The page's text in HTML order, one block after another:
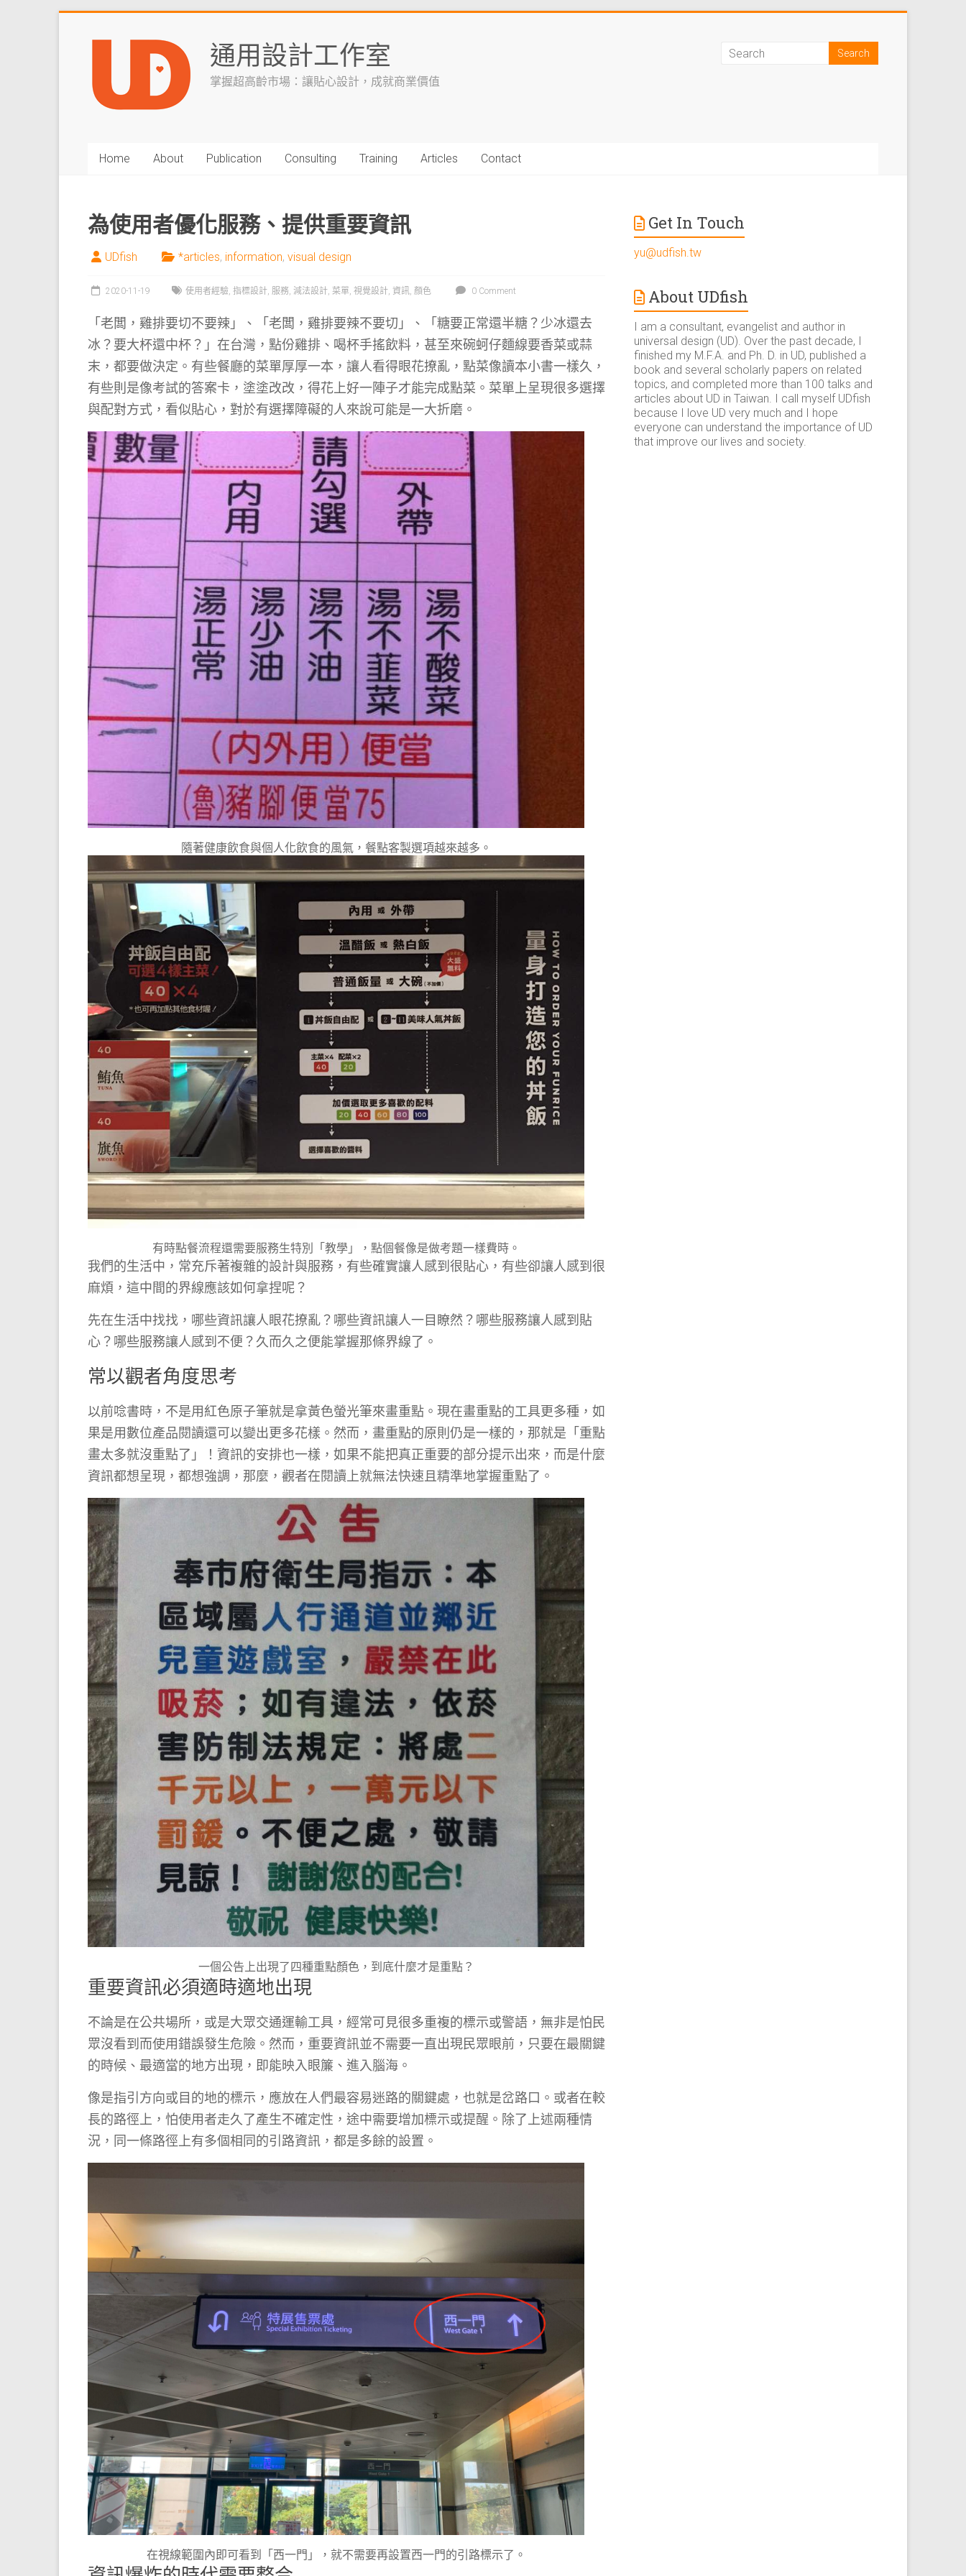
通用設計工作室
掌握超高齡市場：讓貼心設計，成就商業價值
Home About Publication Consulting Training Articles Contact
為使用者優化服務、提供重要資訊
UDfish *articles, information, visual design
2020-11-19 使用者經驗, 指標設計, 服務, 減法設計, 菜單, 視覺設計, 資訊, 顏色 0 Comment
「老闆，雞排要切不要辣」、「老闆，雞排要辣不要切」、「糖要正常還半糖？少冰還去
冰？要大杯還中杯？」在台灣，點份雞排、喝杯手搖飲料，甚至來碗蚵仔麵線要香菜或蒜
末，都要做決定。有些餐廳的菜單厚厚一本，讓人看得眼花撩亂，點菜像讀本小書一樣久，
有些則是像考試的答案卡，塗塗改改，得花上好一陣子才能完成點菜。菜單上呈現很多選擇
與配對方式，看似貼心，對於有選擇障礙的人來說可能是一大折磨。
隨著健康飲食與個人化飲食的風氣，餐點客製選項越來越多。
有時點餐流程還需要服務生特別「教學」，點個餐像是做考題一樣費時。
我們的生活中，常充斥著複雜的設計與服務，有些確實讓人感到很貼心，有些卻讓人感到很
麻煩，這中間的界線應該如何拿捏呢？
先在生活中找找，哪些資訊讓人眼花撩亂？哪些資訊讓人一目瞭然？哪些服務讓人感到貼
心？哪些服務讓人感到不便？久而久之便能掌握那條界線了。
常以觀者角度思考
以前唸書時，不是用紅色原子筆就是拿黃色螢光筆來畫重點。現在畫重點的工具更多種，如
果是用數位產品閱讀還可以變出更多花樣。然而，畫重點的原則仍是一樣的，那就是「重點
畫太多就沒重點了」！資訊的安排也一樣，如果不能把真正重要的部分提示出來，而是什麼
資訊都想呈現，都想強調，那麼，觀者在閱讀上就無法快速且精準地掌握重點了。
一個公告上出現了四種重點顏色，到底什麼才是重點？
重要資訊必須適時適地出現
不論是在公共場所，或是大眾交通運輸工具，經常可見很多重複的標示或警語，無非是怕民
眾沒看到而使用錯誤發生危險。然而，重要資訊並不需要一直出現民眾眼前，只要在最關鍵
的時候、最適當的地方出現，即能映入眼簾、進入腦海。
像是指引方向或目的地的標示，應放在人們最容易迷路的關鍵處，也就是岔路口。或者在較
長的路徑上，怕使用者走久了產生不確定性，途中需要增加標示或提醒。除了上述兩種情
況，同一條路徑上有多個相同的引路資訊，都是多餘的設置。
在視線範圍內即可看到「西一門」，就不需要再設置西一門的引路標示了。
Get In Touch
yu@udfish.tw
About UDfish
I am a consultant, evangelist and author in
universal design (UD). Over the past decade, I
finished my M.F.A. and Ph. D. in UD, published a
book and several scholarly papers on related
topics, and completed more than 100 talks and
articles about UD in Taiwan. I call myself UDfish
because I love UD very much and I hope
everyone can understand the importance of UD
that improve our lives and society.